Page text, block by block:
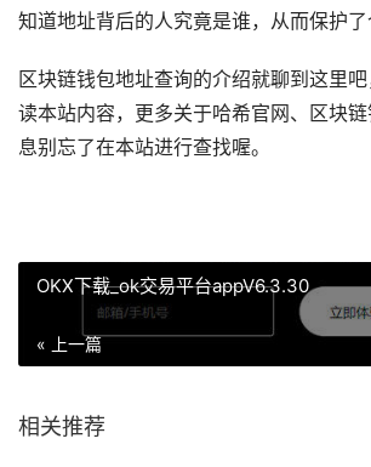
知道地址背后的人究竟是谁，从而保护了
区块链钱包地址查询的介绍就聊到这里
读本站内容，更多关于哈希官网、区块
息别忘了在本站进行查找喔。
OKⅩ下载_ok交易平台appV6.3.30
« 上一篇
相关推荐